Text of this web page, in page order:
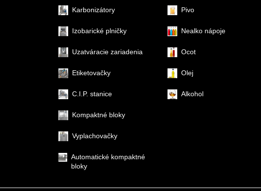
Karbonizátory
Izobarické plničky
Uzatváracie zariadenia
Etiketovačky
C.I.P. stanice
Kompaktné bloky
Vyplachovačky
Automatické kompaktné
bloky
Pivo
Nealko nápoje
Ocot
Olej
Alkohol